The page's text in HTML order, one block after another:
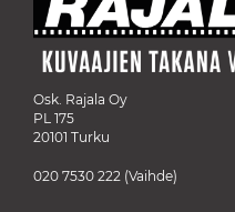
Osk. Rajala Oy
PL 175
20101 Turku
020 7530 222 (Vaihde)